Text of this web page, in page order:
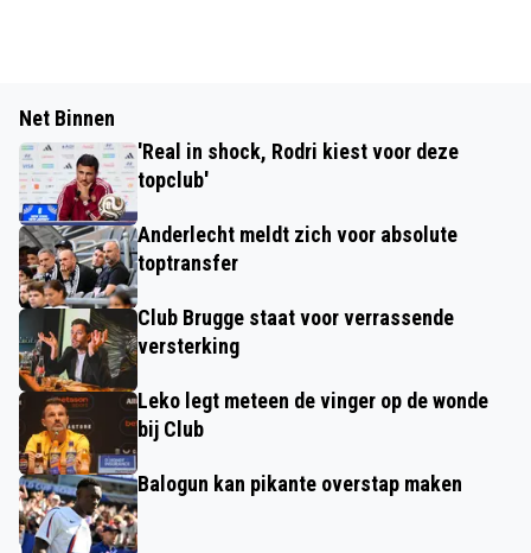
Net Binnen
'Real in shock, Rodri kiest voor deze
topclub'
Anderlecht meldt zich voor absolute
toptransfer
Club Brugge staat voor verrassende
versterking
Leko legt meteen de vinger op de wonde
bij Club
Balogun kan pikante overstap maken